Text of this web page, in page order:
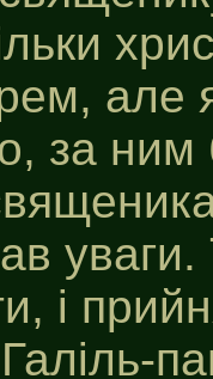
за
уваги.
і